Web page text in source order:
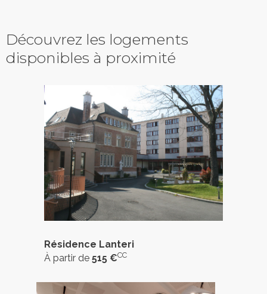
Découvrez les logements
disponibles à proximité
Résidence Lanteri
À partir de 515 €CC